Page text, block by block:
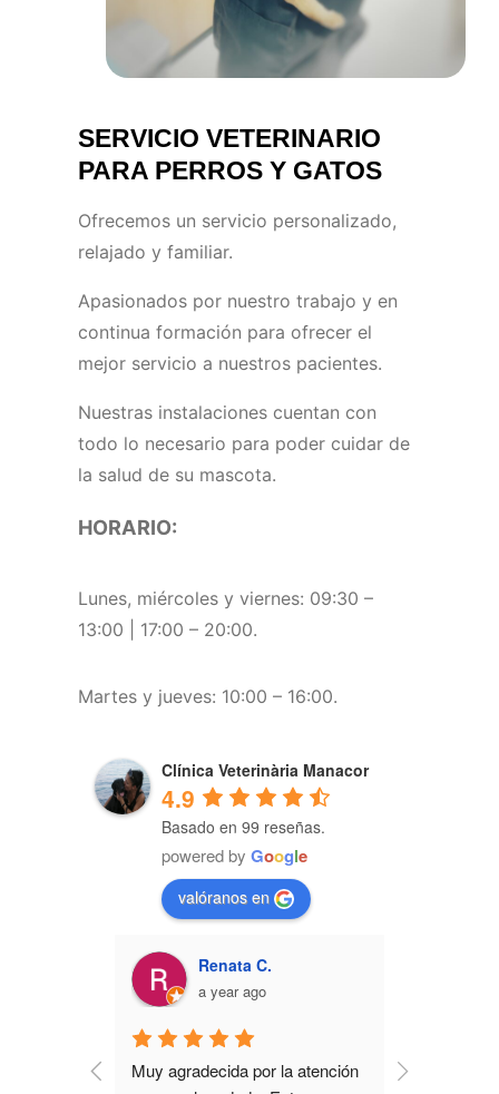
SERVICIO VETERINARIO
PARA PERROS Y GATOS
Ofrecemos un servicio personalizado,
relajado y familiar.
Apasionados por nuestro trabajo y en
continua formación para ofrecer el
mejor servicio a nuestros pacientes.
Nuestras instalaciones cuentan con
todo lo necesario para poder cuidar de
la salud de su mascota.
HORARIO:
Lunes, miércoles y viernes: 09:30 –
13:00 | 17:00 – 20:00.
Martes y jueves: 10:00 – 16:00.
Clínica Veterinària Manacor
4.9
Basado en 99 reseñas.
powered by Google
valóranos en
Renata C.
a year ago
Muy agradecida por la atención
Excelente